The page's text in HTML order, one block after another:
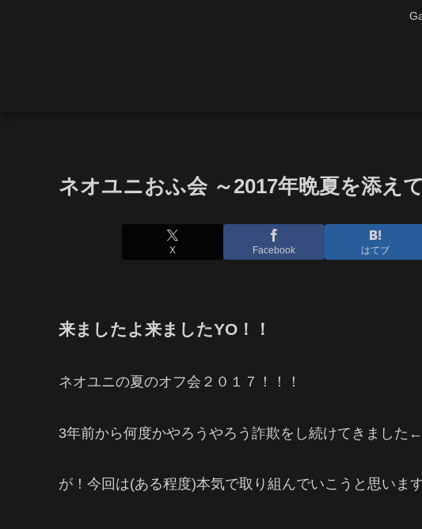
ネオユニおふ会 ～2017年晩夏を添え
X Facebook はてブ
来ましたよ来ましたYO！！
ネオユニの夏のオフ会２０１７！！！
3年前から何度かやろうやろう詐欺をし続けてきました
が！今回は(ある程度)本気で取り組んでいこうと思いま